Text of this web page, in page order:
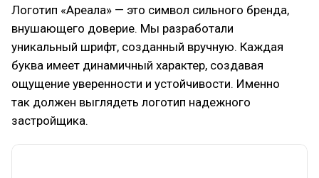
Логотип «Ареала» — это символ сильного бренда,
внушающего доверие. Мы разработали
уникальный шрифт, созданный вручную. Каждая
буква имеет динамичный характер, создавая
ощущение уверенности и устойчивости. Именно
так должен выглядеть логотип надежного
застройщика.